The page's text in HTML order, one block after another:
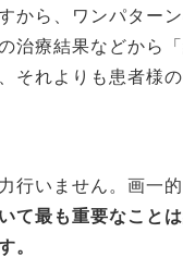
から、ワンパター
治療結果などから
それよりも患者様
行いません。画一
て最も重要なこと
。